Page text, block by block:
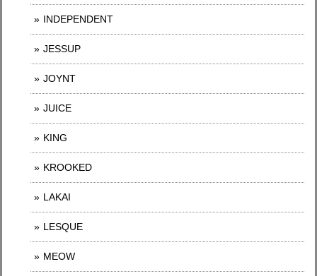
INDEPENDENT
JESSUP
JOYNT
JUICE
KING
KROOKED
LAKAI
LESQUE
MEOW